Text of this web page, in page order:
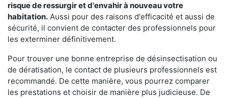
risque de ressurgir et d'envahir à nouveau votre
habitation. Aussi pour des raisons d'efficacité et aussi de
sécurité, il convient de contacter des professionnels pour
les exterminer définitivement.
Pour trouver une bonne entreprise de désinsectisation ou
de dératisation, le contact de plusieurs professionnels est
recommandé. De cette manière, vous pourrez comparer
les prestations et choisir de manière plus judicieuse. De